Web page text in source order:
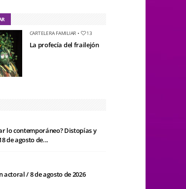
CARTELERA FAMILIAR • 13
La profecía del frailejón
lo contemporáneo? Distopías y
de agosto de...
actoral / 8 de agosto de 2026